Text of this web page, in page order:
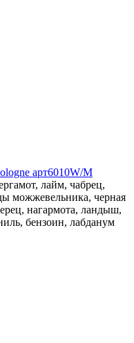
арт6010W/M
лайм, чабрец,
можжевельника, черная
нагармота, ландыш,
бензоин, лабданум